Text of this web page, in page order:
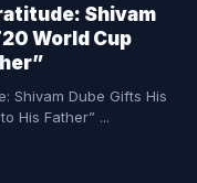
Shivam
World Cup
Shivam Dube Gifts His
His Father” ...